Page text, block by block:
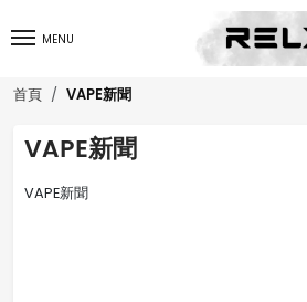
MENU
首頁 VAPE新聞
VAPE新聞
VAPE新聞